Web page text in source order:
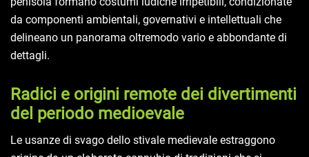
da componenti ambientali, governativi e intellettuali che
delineano un panorama oltremodo vario e abbondante di
dettagli.
Radici e origini remote dei divertimenti
del periodo medioevale
Le usanze di svago dello stivale medievale estraggono